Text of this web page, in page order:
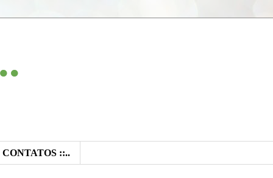
CONTATOS ::..